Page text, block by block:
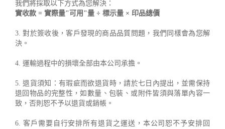
我們將採取以下方式為您解決：
實收款 = 實際量"可用"量 ÷ 標示量 × 印品總價
3. 對於簽收後，客戶發現的商品品質問題，我們同樣會為您解
決。
4. 運輸過程中的損壞全部由本公司承擔。
5. 退貨須知：有瑕疵而欲退貨時，請於七日內提出，並需保持
退回物品的完整性，如數量、包裝、或附件皆須與落單內容一
致，否則恕不予以退貨或銷帳。
6. 客戶需要自行安排所有退貨之運送，本公司恕不予安排回